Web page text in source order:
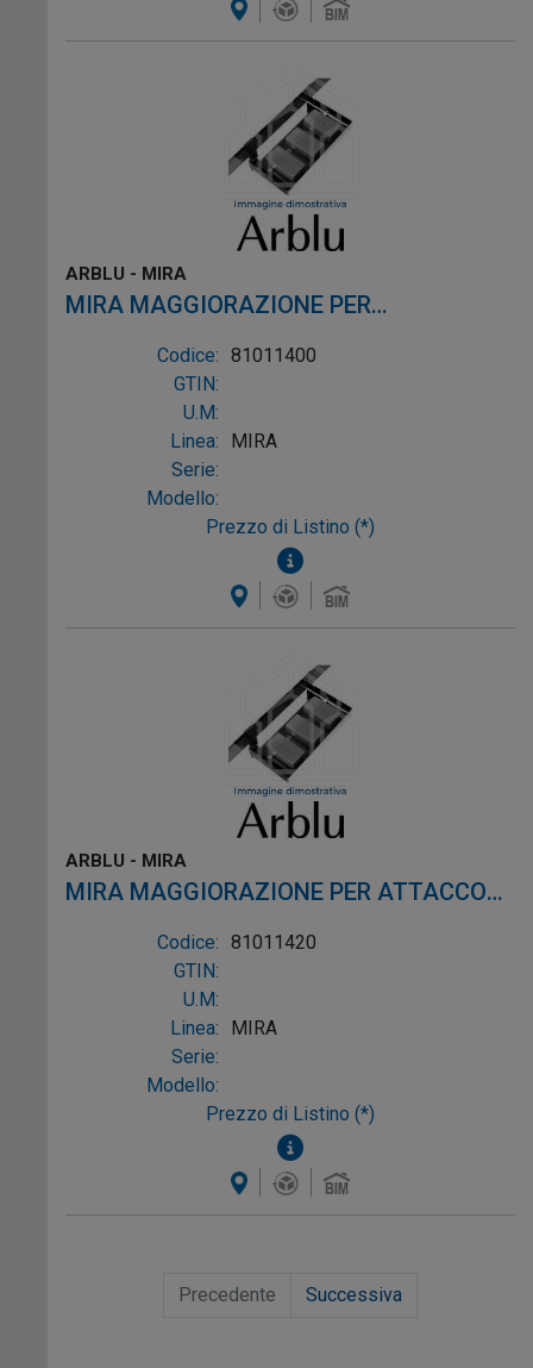
ARBLU - MIRA
MIRA MAGGIORAZIONE PER
ALLUNGAMENTO
Codice: 81011400
GTIN:
U.M:
Linea:
MIRA
Serie:
Modello:
Prezzo di Listino (*)
ARBLU - MIRA
MIRA MAGGIORAZIONE PER ATTACCO
LATERALE
Codice: 81011420
GTIN:
U.M:
Linea:
MIRA
Serie:
Modello:
Prezzo di Listino (*)
Precedente Successiva